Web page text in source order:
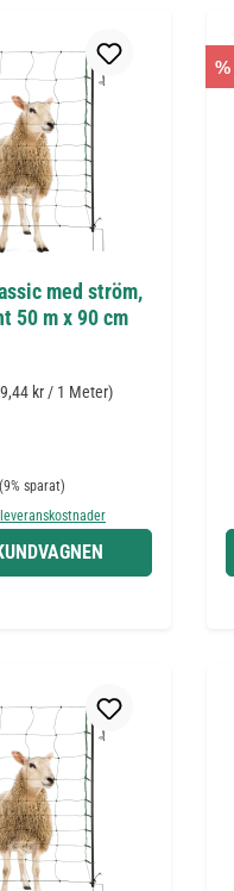
med ström,
50 m x 90 cm
kr / 1 Meter)
Ordinarie pris:
(9% sparat)
%